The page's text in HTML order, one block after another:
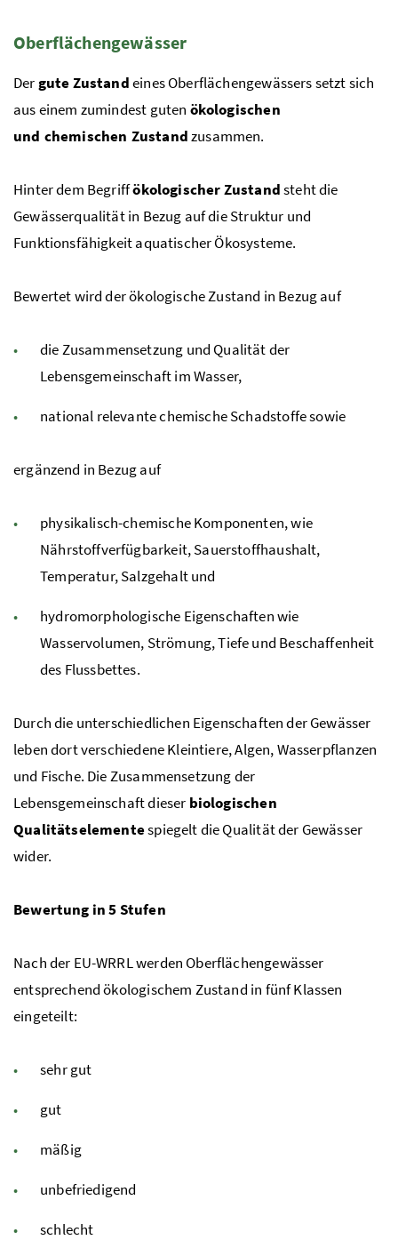
Oberflächengewässer
Dergute Zustandeines Oberflächengewässers setzt sich
aus einem zumindest guten ökologischen
und chemischen Zustandzusammen.
Hinter dem Begriffökologischer Zustandsteht die
Gewässerqualität in Bezug auf die Struktur und
Funktionsfähigkeit aquatischer Ökosysteme.
Bewertet wird der ökologische Zustand in Bezug auf
die Zusammensetzung und Qualität der
Lebensgemeinschaft im Wasser,
national relevante chemische Schadstoffe sowie
ergänzend in Bezug auf
physikalisch-chemische Komponenten, wie
Nährstoffverfügbarkeit, Sauerstoffhaushalt,
Temperatur, Salzgehalt und
hydromorphologische Eigenschaften wie
Wasservolumen, Strömung, Tiefe und Beschaffenheit
des Flussbettes.
Durch die unterschiedlichen Eigenschaften der Gewässer
leben dort verschiedene Kleintiere, Algen, Wasserpflanzen
und Fische. Die Zusammensetzung der
Lebensgemeinschaft dieser biologischen
Qualitätselementespiegelt die Qualität der Gewässer
wider.
Bewertung in 5 Stufen
Nach der EU-WRRLwerden Oberflächengewässer
entsprechend ökologischem Zustand in fünf Klassen
eingeteilt:
sehr gut
gut
mäßig
unbefriedigend
schlecht